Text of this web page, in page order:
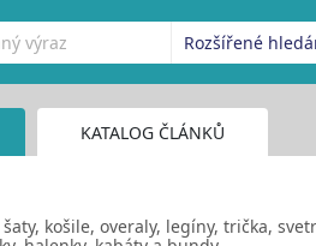
Rozšířené
KATALOG ČLÁNKŮ
košile, overaly, legíny, trička,